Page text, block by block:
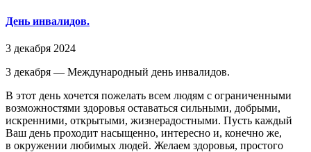
День инвалидов.
3 декабря 2024
3 декабря — Международный день инвалидов.
В этот день хочется пожелать всем людям с ограниченными
возможностями здоровья оставаться сильными, добрыми,
искренними, открытыми, жизнерадостными. Пусть каждый
Ваш день проходит насыщенно, интересно и, конечно же,
в окружении любимых людей. Желаем здоровья, простого